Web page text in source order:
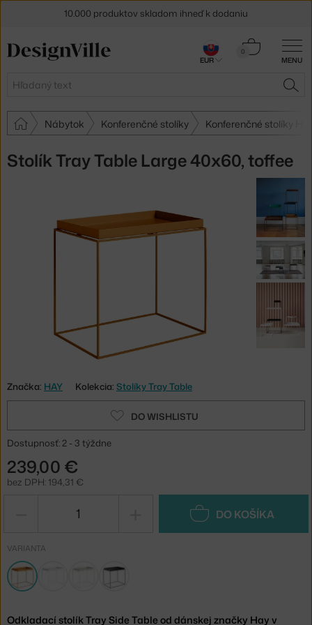
MENU
Hľadať
0
Košík
Nábytok Konferenčné stolíky Konferenčné stolíky
Stolík Tray Table Large 40x60, toffee
Značka: HAY Kolekcia: Stolíky Tray Table
DO WISHLISTU
Dostupnosť: 2 - 3 týždne
239,00 €
bez DPH: 194,31 €
DO KOŠÍKA
VARIANTA
Odkladací stolík Tray Side Table od dánskej značky Hay v
30 dní na vrátenie tovaru
EUR